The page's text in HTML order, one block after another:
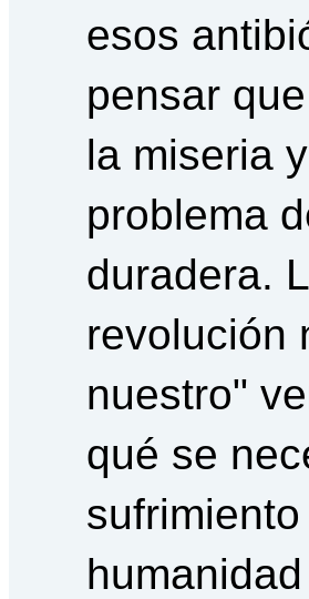
esos
pensar
la miseria
problema
duradera.
revolución
nuestro"
qué se